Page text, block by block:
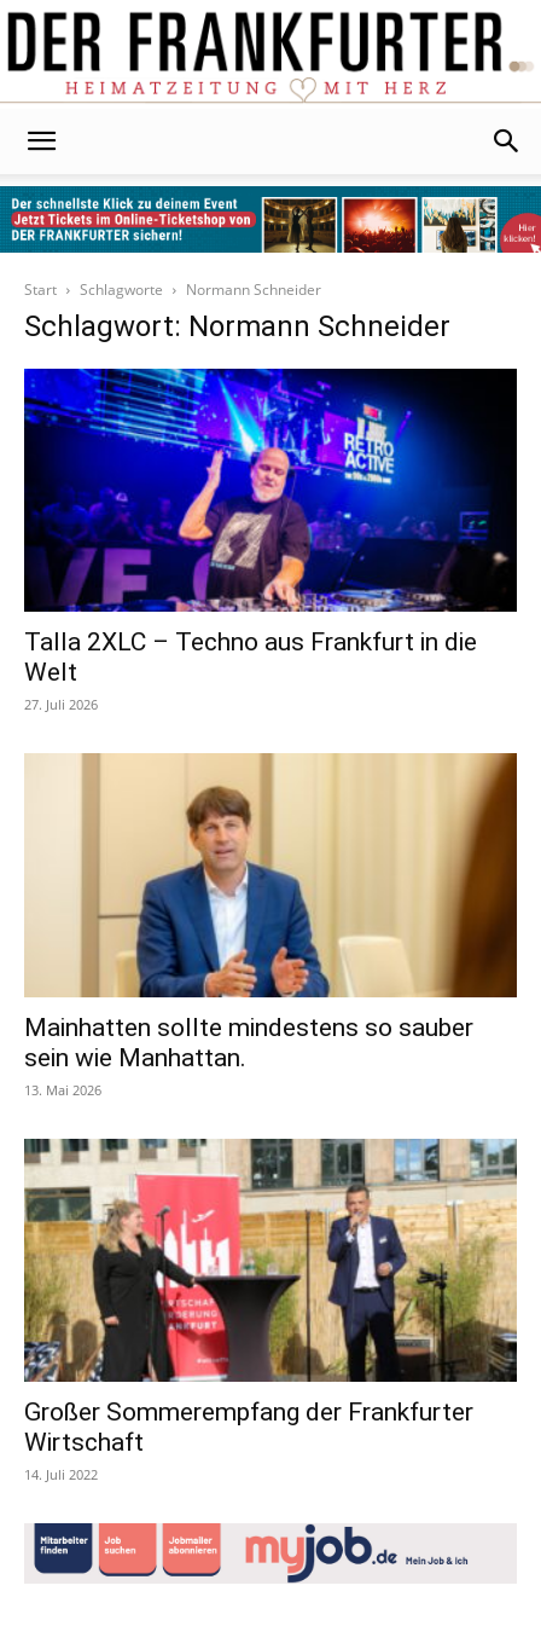
Start
Schlagworte Normann Schneider
Schlagwort: Normann Schneider
Talla 2XLC – Techno aus Frankfurt in die
Welt
27. Juli 2026
Mainhatten sollte mindestens so sauber
sein wie Manhattan.
13. Mai 2026
Großer Sommerempfang der Frankfurter
Wirtschaft
14. Juli 2022